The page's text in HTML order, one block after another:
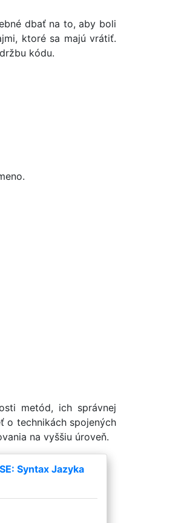
dbať na to, aby boli
ktoré sa majú vrátiť.
kódu.
metód, ich správnej
o technikách spojených
na vyššiu úroveň.
Syntax Jazyka